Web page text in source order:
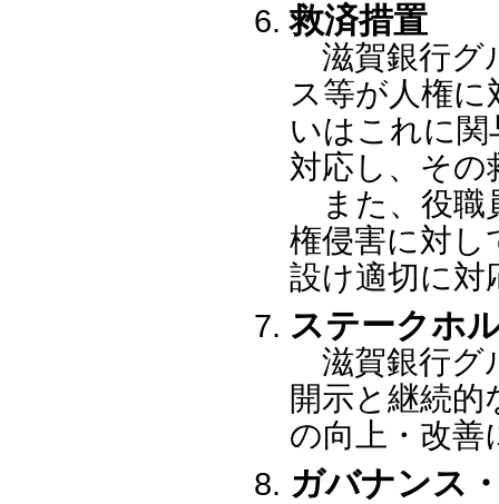
救済措置
滋賀銀行グ
ス等が人権
いはこれに
対応し、その
また、役職
権侵害に対し
設け適切に対
ステークホ
滋賀銀行グ
開示と継続
の向上・改善
ガバナンス